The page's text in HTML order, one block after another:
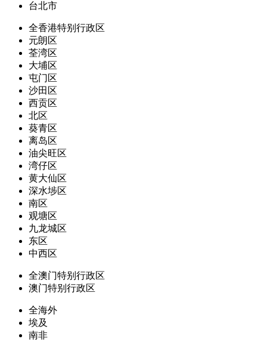
台北市
全香港特别行政区
元朗区
荃湾区
大埔区
屯门区
沙田区
西贡区
北区
葵青区
离岛区
油尖旺区
湾仔区
黄大仙区
深水埗区
南区
观塘区
九龙城区
东区
中西区
全澳门特别行政区
澳门特别行政区
全海外
埃及
南非